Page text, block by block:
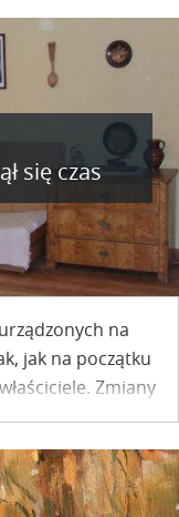
w każdym wieku –
są w stanie
się czas
na
jak na początku
Zmiany
Kuncewiczów w
o fotografie,
Marii i Jerzego